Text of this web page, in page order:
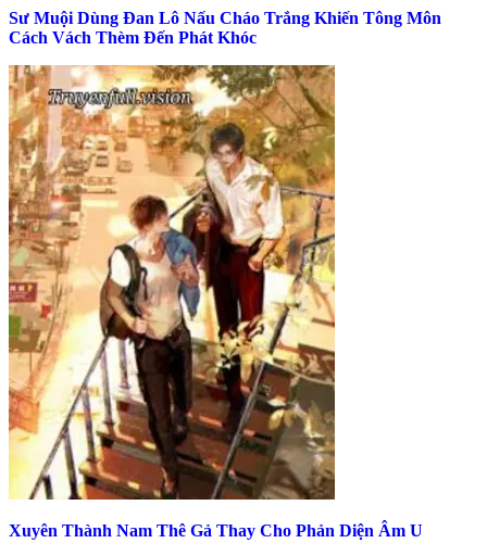
Sư Muội Dùng Đan Lô Nấu Cháo Trắng Khiến Tông Môn
Cách Vách Thèm Đến Phát Khóc
Xuyên Thành Nam Thê Gả Thay Cho Phản Diện Âm U